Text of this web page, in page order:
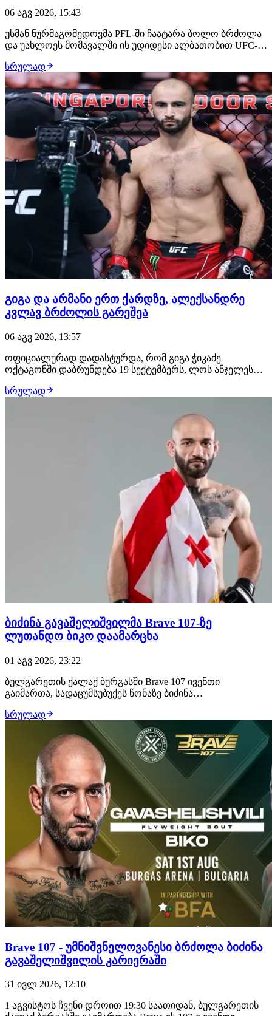
06 აგვ 2026, 15:43
უსმან ნურმაგომედოვმა PFL-ში ჩაატარა ბოლო ბრძოლა
და უახლოეს მომავალში ის უდიდესი ალბათობით UFC-ის
ჩემპიონის მენეჯერი, ალი აბდელაზიზი, რომელსაც სურს,
რომ მისმა კლიენტმა მსოფლიოს მთავარ პრომოუშენში
სადებიუტო ჩხუბი ილია თოფურიასთან გამართოს.…
სრულად
გიგა და არმანი ერთ ქარდზე, ალექსანდრე
კვლავ ბრძოლის გარეშეა
06 აგვ 2026, 13:57
ოფიციალურად დადასტურდა, რომ გიგა ჭიკაძე
ოქტაგონში დაბრუნდება 19 სექტემბერს, ლოს ანჯელესში
მებრძოლის მოწინააღმდეგე იქნება ჟოანდერსონ ბრიტო,
იგივე ქარდზე თანამთავარ ჩხუბში არმან ცარუკიანი
სრულად
ბიძინა გავაშელიშვილმა Brave 107-ზე
ლუთანდო ბიკო დაამარცხა
01 აგვ 2026, 23:22
ბულგარეთის ქალაქ ბურგასში Brave 107 ივენთი
გაიმართა, სადაცუმსუბუქეს წონაზე ბიძინა
ქართველმა მებრძოლმა ლუთანდო ბიკო მსაჯების
გადაწყვეტილებით დაამარცხა და უდიდესი ალბათობით,
დივიზიონის საჩემპიონო ბრძოლა გაინაღდა, სადაც
მუჰამედ მოკაევს დაუ…
სრულად
Brave 107 - უმნიშვნელოვანესი ბრძოლა ბიძინა
გავაშელიშვილის კარიერაში
31 ივლ 2026, 12:10
1 აგვისტოს ჩვენი დროით 19:30 საათიდან, ბულგარეთის